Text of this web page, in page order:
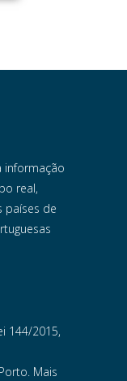
informação
real,
países de
144/2015,
Mais